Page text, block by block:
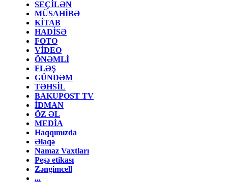
SEÇİLƏN
MÜSAHİBƏ
KİTAB
HADİSƏ
FOTO
VİDEO
ÖNƏMLİ
FLƏŞ
GÜNDƏM
TƏHSİL
BAKUPOST TV
İDMAN
ÖZ ƏL
MEDİA
Haqqımızda
Əlaqə
Namaz Vaxtları
Peşə etikası
Zəngimcell
...